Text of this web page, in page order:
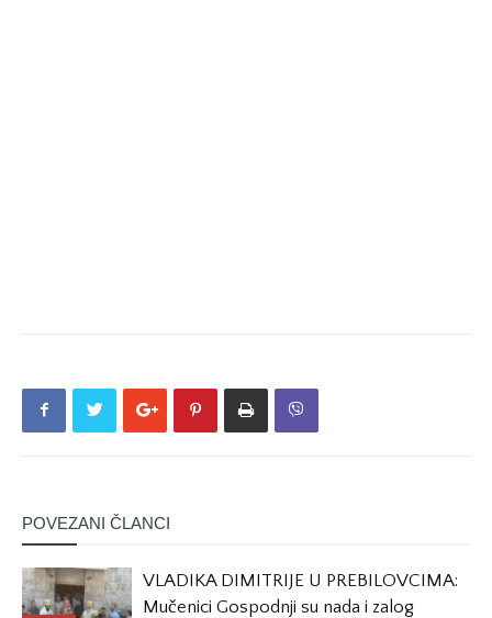
POVEZANI ČLANCI
VLADIKA DIMITRIJE U PREBILOVCIMA:
Mučenici Gospodnji su nada i zalog